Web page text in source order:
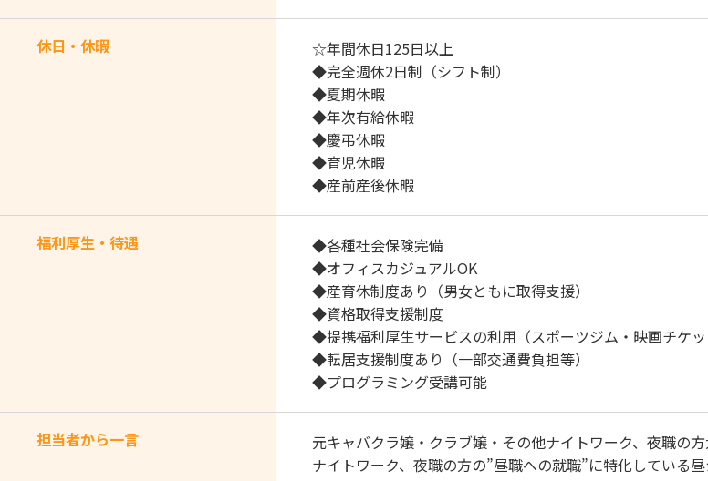
休日・休暇
☆年間休日125日以上
◆完全週休2日制（シフト制）
◆夏期休暇
◆年次有給休暇
◆慶弔休暇
◆育児休暇
◆産前産後休暇
福利厚生・待遇
◆各種社会保険完備
◆オフィスカジュアルOK
◆産育休制度あり（男女ともに取得支援）
◆資格取得支援制度
◆提携福利厚生サービスの利用（スポーツジム・映画チケッ
◆転居支援制度あり（一部交通費負担等）
◆プログラミング受講可能
担当者から一言
元キャバクラ嬢・クラブ嬢・その他ナイトワーク、夜職の方
ナイトワーク、夜職の方の”昼職への就職”に特化している昼